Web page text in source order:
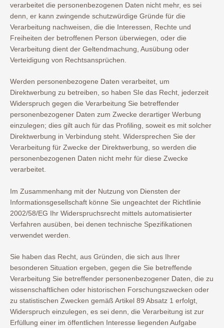
verarbeitet die personenbezogenen Daten nicht mehr, es sei
denn, er kann zwingende schutzwürdige Gründe für die
Verarbeitung nachweisen, die die Interessen, Rechte und
Freiheiten der betroffenen Person überwiegen, oder die
Verarbeitung dient der Geltendmachung, Ausübung oder
Verteidigung von Rechtsansprüchen.
Werden personenbezogene Daten verarbeitet, um
Direktwerbung zu betreiben, so haben SIe das Recht, jederzeit
Widerspruch gegen die Verarbeitung Sie betreffender
personenbezogener Daten zum Zwecke derartiger Werbung
einzulegen; dies gilt auch für das Profiling, soweit es mit solcher
Direktwerbung in Verbindung steht. Widersprechen Sie der
Verarbeitung für Zwecke der Direktwerbung, so werden die
personenbezogenen Daten nicht mehr für diese Zwecke
verarbeitet.
Im Zusammenhang mit der Nutzung von Diensten der
Informationsgesellschaft könne Sie ungeachtet der Richtlinie
2002/58/EG Ihr Widerspruchsrecht mittels automatisierter
Verfahren ausüben, bei denen technische Spezifikationen
verwendet werden.
Sie haben das Recht, aus Gründen, die sich aus Ihrer
besonderen Situation ergeben, gegen die Sie betreffende
Verarbeitung Sie betreffender personenbezogener Daten, die zu
wissenschaftlichen oder historischen Forschungszwecken oder
zu statistischen Zwecken gemäß Artikel 89 Absatz 1 erfolgt,
Widerspruch einzulegen, es sei denn, die Verarbeitung ist zur
Erfüllung einer im öffentlichen Interesse liegenden Aufgabe